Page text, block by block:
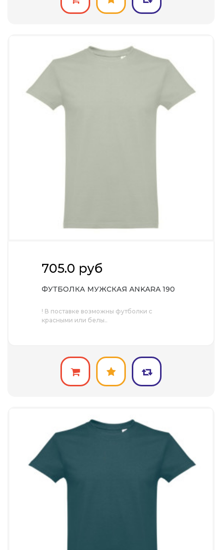
705.0 руб
ФУТБОЛКА МУЖСКАЯ ANKARA 190
! В поставке возможны футболки с
красными или белы..